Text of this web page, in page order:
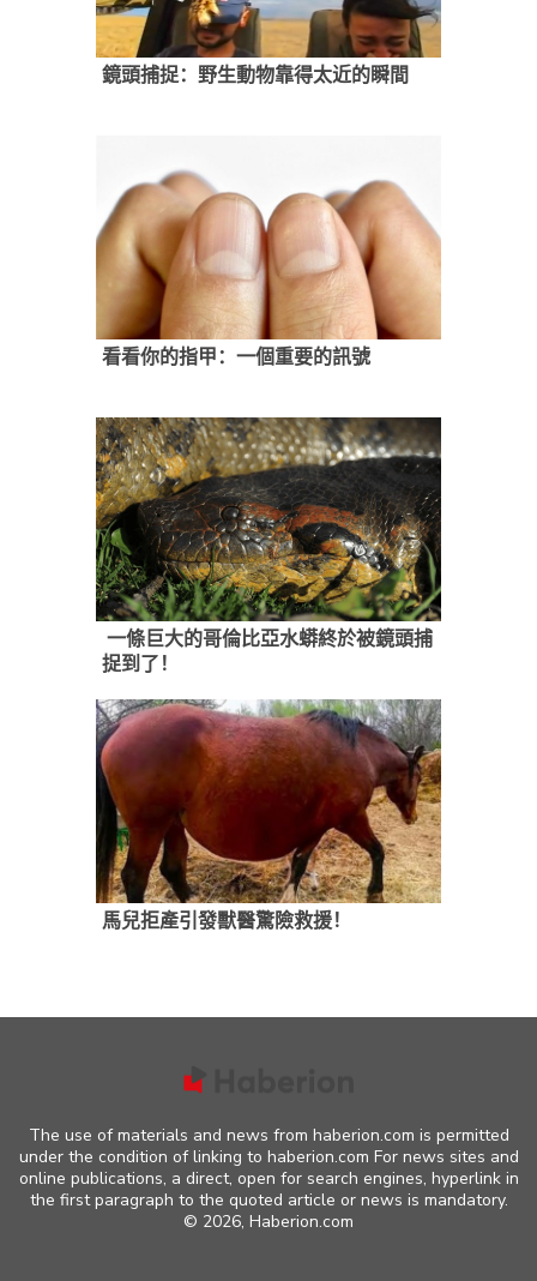
鏡頭捕捉：野生動物靠得太近的瞬間
看看你的指甲：一個重要的訊號
一條巨大的哥倫比亞水蟒終於被鏡頭捕
捉到了！
馬兒拒產引發獸醫驚險救援！
The use of materials and news from haberion.com is permitted
under the condition of linking to haberion.com For news sites and
online publications, a direct, open for search engines, hyperlink in
the first paragraph to the quoted article or news is mandatory.
© 2026, Haberion.com